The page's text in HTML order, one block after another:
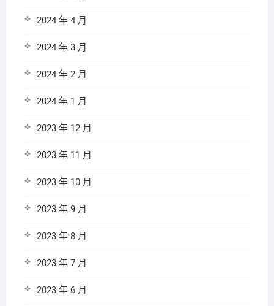
2024 年 4 月
2024 年 3 月
2024 年 2 月
2024 年 1 月
2023 年 12 月
2023 年 11 月
2023 年 10 月
2023 年 9 月
2023 年 8 月
2023 年 7 月
2023 年 6 月